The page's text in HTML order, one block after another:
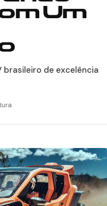
Um
brasileiro de excelência